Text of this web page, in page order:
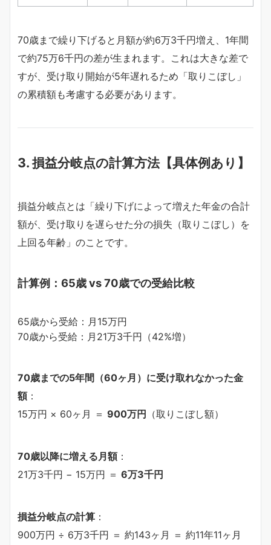
70歳まで繰り下げると月額が約6万3千円増え、1年間
で約75万6千円の差が生まれます。これは大きな差で
すが、受け取り開始が5年遅れるため「取りこぼし」
の累積額も考慮する必要があります。
3. 損益分岐点の計算方法【具体例あり】
損益分岐点とは「繰り下げによって増えた年金の合計
額が、受け取りを遅らせた分の損失（取りこぼし）を
上回る年齢」のことです。
計算例：65歳 vs 70歳での受給比較
65歳から受給：月15万円
70歳から受給：月21万3千円（42%増）
70歳までの5年間（60ヶ月）に受け取れなかった金
額：
15万円 × 60ヶ月 ＝ 900万円 （取りこぼし額）
70歳以降に増える月額：
21万3千円 − 15万円 ＝ 6万3千円
損益分岐点の計算 ：
900万円 ÷ 6万3千円 ＝ 約143ヶ月 ＝ 約11年11ヶ月